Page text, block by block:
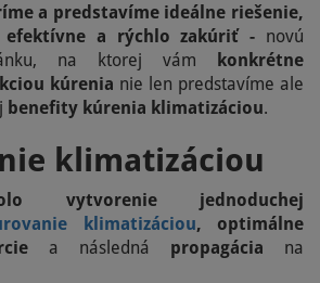
a predstavíme ideálne riešenie,
a rýchlo zakúriť - novú
na ktorej vám
konkrétne
kúrenia nie len predstavíme ale
benefity kúrenia klimatizáciou.
klimatizáciou
vytvorenie jednoduchej
klimatizáciou, optimálne
a následná propagácia na